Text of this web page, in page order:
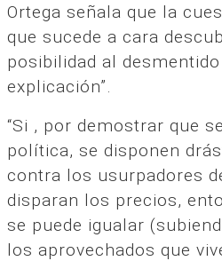
Ortega señala que la
que sucede a cara
posibilidad al
explicación”.
“Si , por demostrar que
política, se disponen
contra los usurpadores
disparan los precios,
se puede igualar
los aprovechados que